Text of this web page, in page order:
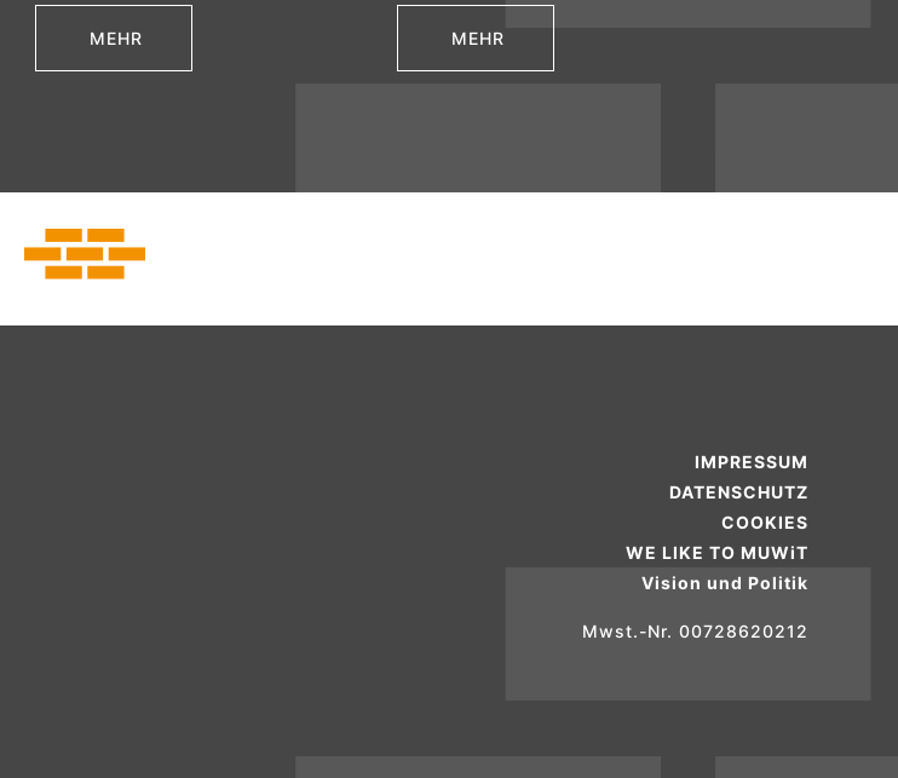
MEHR MEHR
IMPRESSUM
DATENSCHUTZ
COOKIES
WE LIKE TO MUWiT
Vision und Politik
Mwst.-Nr. 00728620212